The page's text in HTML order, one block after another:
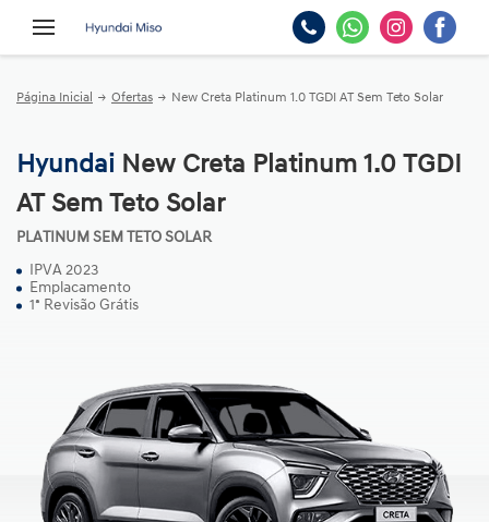
Página Inicial Ofertas New Creta Platinum 1.0 TGDI AT Sem Teto Solar
Hyundai New Creta Platinum 1.0 TGDI
AT Sem Teto Solar
PLATINUM SEM TETO SOLAR
IPVA 2023
Emplacamento
1ª Revisão Grátis